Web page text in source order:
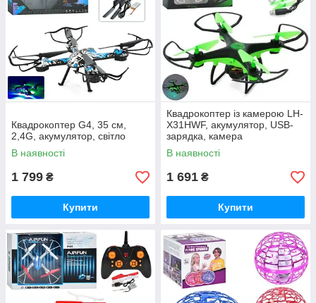
Квадрокоптер G4, 35 см,
2,4G, акумулятор, світло
В наявності
1 799 ₴
Купити
Квадрокоптер із камерою LH-
X31HWF, акумулятор, USB-
зарядка, камера
В наявності
1 691 ₴
Купити